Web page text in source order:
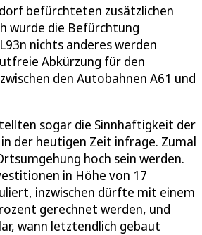
befürchteten zusätzlichen
wurde die Befürchtung
nichts anderes werden
Abkürzung für den
den Autobahnen A61 und
sogar die Sinnhaftigkeit der
der heutigen Zeit infrage. Zumal
hoch sein werden.
in Höhe von 17
inzwischen dürfte mit einem
gerechnet werden, und
wann letztendlich gebaut